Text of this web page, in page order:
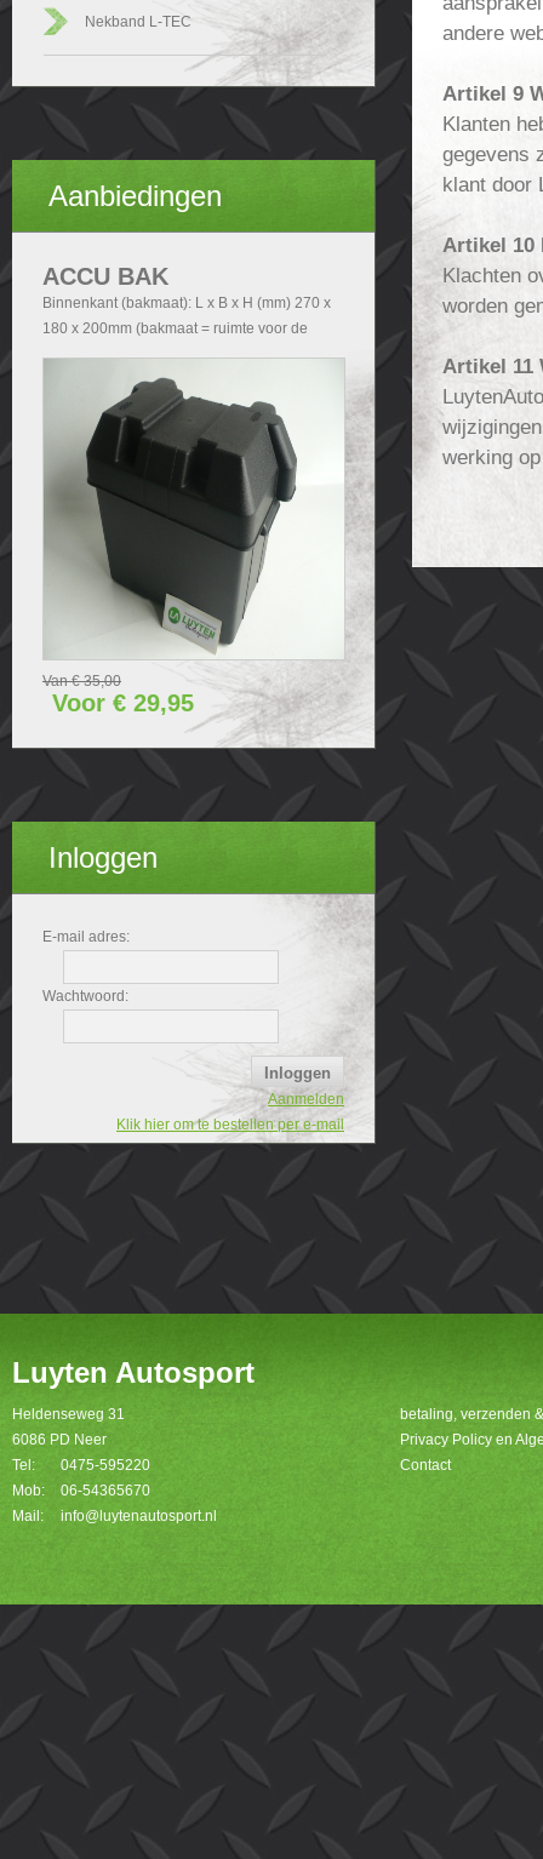
Nekband L-TEC
Aanbiedingen
ACCU BAK
Binnenkant (bakmaat): L x B x H (mm) 270 x
180 x 200mm (bakmaat = ruimte voor de
accu). Buitenkant (Totale afmetingen accubak
exclusief deksel): - Zonder handvatten L x B x
H (mm) 290x200x210 - Met handvatten L x B
x H (mm) 340x200x210. Buitenkant (Totale
afmetingen accubak inclusief deksel): L x B x
H (mm) 340x240x280.
Van € 35,00
Voor € 29,95
Inloggen
E-mail adres:
Wachtwoord:
Aanmelden
Klik hier om te bestellen per e-mail
andere
Artikel 9
Klanten
gegevens
klant door
Artikel 10
Klachten
worden
Artikel 11
werking
Luyten Autosport
Heldenseweg 31
6086 PD Neer
Tel:
0475-595220
Mob:
06-54365670
Mail:
info@luytenautosport.nl
betaling, verzenden
Privacy Policy en
Contact